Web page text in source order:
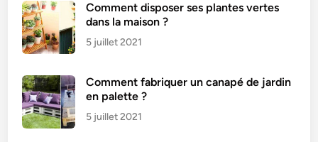
Comment disposer ses plantes vertes
dans la maison ?
5 juillet 2021
Comment fabriquer un canapé de jardin
en palette ?
5 juillet 2021